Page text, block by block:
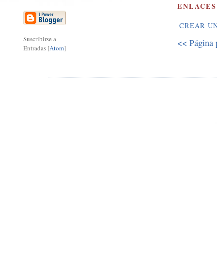
CREAR
<<
Suscribirse a
Entradas [Atom]